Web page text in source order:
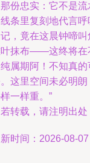
份忠实：它不是
条里复刻地代言
，竟在这晨钟啼
抹布——这终将在
属期阿！不知真
这里空间未必明
一样重。”
转载，请注明出
时间：2026-08-